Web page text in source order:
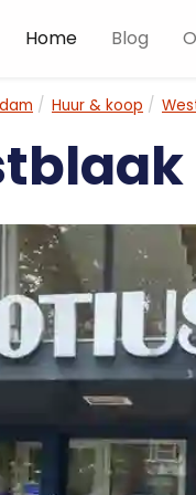
Home Blog
Huur & koop